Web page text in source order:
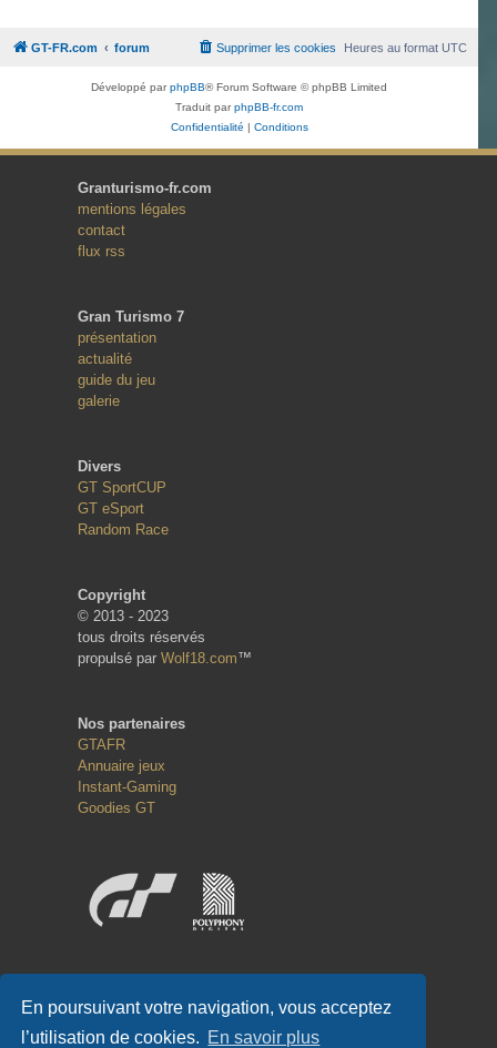
En poursuivant votre navigation, vous acceptez
l’utilisation de cookies. En savoir plus
GT-FR.com forum Heures au formatUTC
Supprimer les cookies
Développé parphpBB® Forum Software © phpBB Limited
Traduit parphpBB-fr.com
Confidentialité | Conditions
Granturismo-fr.com
mentions légales
contact
flux rss
Gran Turismo 7
présentation
actualité
guide du jeu
galerie
Divers
GT SportCUP
GT eSport
Random Race
Copyright
© 2013 - 2023
tous droits réservés
propulsé par Wolf18.com™
Nos partenaires
GTAFR
Annuaire jeux
Instant-Gaming
Goodies GT